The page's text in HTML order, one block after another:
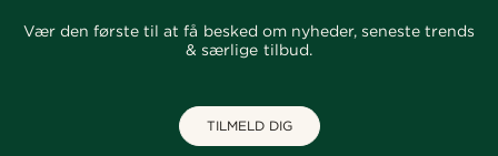
Vær den første til at få besked om nyheder, seneste trends
& særlige tilbud.
TILMELD DIG